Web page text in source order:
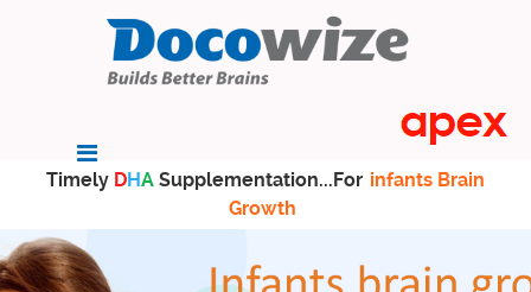
Timely DHA Supplementation...For infants Brain
Growth